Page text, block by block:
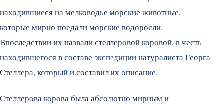
находившиеся на мелководье морские животные,
которые мирно поедали морские водоросли.
Впоследствии их назвали стеллеровой коровой, в честь
находившегося в составе экспедиции натуралиста Георга
Стеллера, который и составил их описание.
Стеллерова корова была абсолютно мирным и